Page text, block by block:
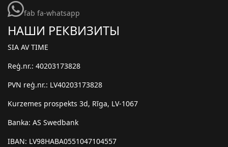
fab fa-whatsapp
НАШИ РЕКВИЗИТЫ
SIA AV TIME
Reģ.nr.: 40203173828
PVN reģ.nr.: LV40203173828
Kurzemes prospekts 3d, Rīga, LV-1067
Banka: AS Swedbank
IBAN: LV98HABA0551047104557